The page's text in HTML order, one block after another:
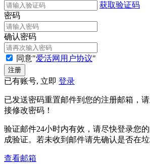
获取验证码
密码
确认密码
同意"爱活网用户协议"
已有账号, 立即 登录
已发送密码重置邮件到您的注册邮箱，
接修改密码！
验证邮件24小时内有效，请尽快登录您
成验证。若未收到邮件请先确认是否在垃
查看邮箱